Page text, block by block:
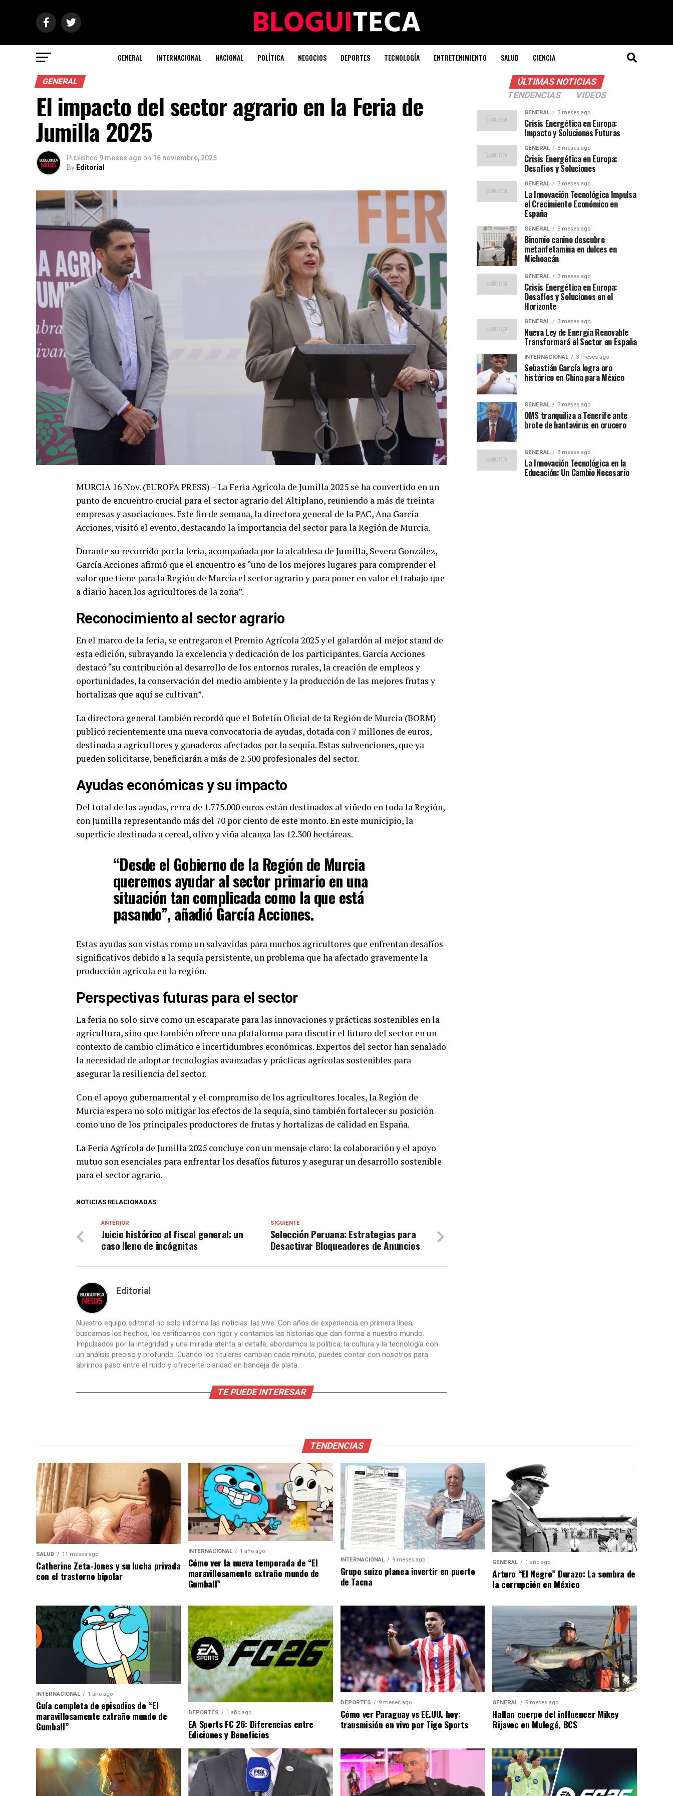
GENERAL INTERNACIONAL NACIONAL POLÍTICA NEGOCIOS DEPORTES TECNOLOGÍA ENTRETENIMIENTO SALUD CIENCIA
GENERAL
El impacto del sector agrario en la Feria de
Jumilla 2025
Published 9 meses ago on 16 noviembre, 2025
By Editorial
MURCIA 16 Nov. (EUROPA PRESS) – La Feria Agrícola de Jumilla 2025 se ha convertido en un
punto de encuentro crucial para el sector agrario del Altiplano, reuniendo a más de treinta
empresas y asociaciones. Este fin de semana, la directora general de la PAC, Ana García
Acciones, visitó el evento, destacando la importancia del sector para la Región de Murcia.
Durante su recorrido por la feria, acompañada por la alcaldesa de Jumilla, Severa González,
García Acciones afirmó que el encuentro es “uno de los mejores lugares para comprender el
valor que tiene para la Región de Murcia el sector agrario y para poner en valor el trabajo que
a diario hacen los agricultores de la zona”.
Reconocimiento al sector agrario
En el marco de la feria, se entregaron el Premio Agrícola 2025 y el galardón al mejor stand de
esta edición, subrayando la excelencia y dedicación de los participantes. García Acciones
destacó “su contribución al desarrollo de los entornos rurales, la creación de empleos y
oportunidades, la conservación del medio ambiente y la producción de las mejores frutas y
hortalizas que aquí se cultivan”.
La directora general también recordó que el Boletín Oficial de la Región de Murcia (BORM)
publicó recientemente una nueva convocatoria de ayudas, dotada con 7 millones de euros,
destinada a agricultores y ganaderos afectados por la sequía. Estas subvenciones, que ya
pueden solicitarse, beneficiarán a más de 2.500 profesionales del sector.
Ayudas económicas y su impacto
Del total de las ayudas, cerca de 1.775.000 euros están destinados al viñedo en toda la Región,
con Jumilla representando más del 70 por ciento de este monto. En este municipio, la
superficie destinada a cereal, olivo y viña alcanza las 12.300 hectáreas.
“Desde el Gobierno de la Región de Murcia
queremos ayudar al sector primario en una
situación tan complicada como la que está
pasando”, añadió García Acciones.
Estas ayudas son vistas como un salvavidas para muchos agricultores que enfrentan desafíos
significativos debido a la sequía persistente, un problema que ha afectado gravemente la
producción agrícola en la región.
Perspectivas futuras para el sector
La feria no solo sirve como un escaparate para las innovaciones y prácticas sostenibles en la
agricultura, sino que también ofrece una plataforma para discutir el futuro del sector en un
contexto de cambio climático e incertidumbres económicas. Expertos del sector han señalado
la necesidad de adoptar tecnologías avanzadas y prácticas agrícolas sostenibles para
asegurar la resiliencia del sector.
Con el apoyo gubernamental y el compromiso de los agricultores locales, la Región de
Murcia espera no solo mitigar los efectos de la sequía, sino también fortalecer su posición
como uno de los principales productores de frutas y hortalizas de calidad en España.
La Feria Agrícola de Jumilla 2025 concluye con un mensaje claro: la colaboración y el apoyo
mutuo son esenciales para enfrentar los desafíos futuros y asegurar un desarrollo sostenible
para el sector agrario.
NOTICIAS RELACIONADAS:
SIGUIENTE
Selección Peruana: Estrategias para
Desactivar Bloqueadores de Anuncios
ANTERIOR
Juicio histórico al fiscal general: un
caso lleno de incógnitas
Editorial
Nuestro equipo editorial no solo informa las noticias: las vive. Con años de experiencia en primera línea,
buscamos los hechos, los verificamos con rigor y contamos las historias que dan forma a nuestro mundo.
Impulsados por la integridad y una mirada atenta al detalle, abordamos la política, la cultura y la tecnología con
un análisis preciso y profundo. Cuando los titulares cambian cada minuto, puedes contar con nosotros para
abrirnos paso entre el ruido y ofrecerte claridad en bandeja de plata.
TE PUEDE INTERESAR
ÚLTIMAS NOTICIAS
TENDENCIAS
VIDEOS
GENERAL 3 meses ago
Crisis Energética en Europa:
Impacto y Soluciones Futuras
GENERAL 3 meses ago
Crisis Energética en Europa:
Desafíos y Soluciones
GENERAL 3 meses ago
La Innovación Tecnológica Impulsa
el Crecimiento Económico en
España
GENERAL 3 meses ago
Binomio canino descubre
metanfetamina en dulces en
Michoacán
GENERAL 3 meses ago
Crisis Energética en Europa:
Desafíos y Soluciones en el
Horizonte
GENERAL 3 meses ago
Nueva Ley de Energía Renovable
Transformará el Sector en España
INTERNACIONAL 3 meses ago
Sebastián García logra oro
histórico en China para México
GENERAL 3 meses ago
OMS tranquiliza a Tenerife ante
brote de hantavirus en crucero
GENERAL 3 meses ago
La Innovación Tecnológica en la
Educación: Un Cambio Necesario
TENDENCIAS
SALUD 11 meses ago
Catherine Zeta-Jones y su lucha privada
con el trastorno bipolar
INTERNACIONAL 1 año ago
Cómo ver la nueva temporada de “El
maravillosamente extraño mundo de
Gumball”
INTERNACIONAL 9 meses ago
Grupo suizo planea invertir en puerto
de Tacna
GENERAL 1 año ago
Arturo “El Negro” Durazo: La sombra de
la corrupción en México
INTERNACIONAL 1 año ago
Guía completa de episodios de “El
maravillosamente extraño mundo de
Gumball”
DEPORTES 1 año ago
EA Sports FC 26: Diferencias entre
Ediciones y Beneficios
DEPORTES 9 meses ago
Cómo ver Paraguay vs EE.UU. hoy:
transmisión en vivo por Tigo Sports
GENERAL 9 meses ago
Hallan cuerpo del influencer Mikey
Rijavec en Mulegé, BCS